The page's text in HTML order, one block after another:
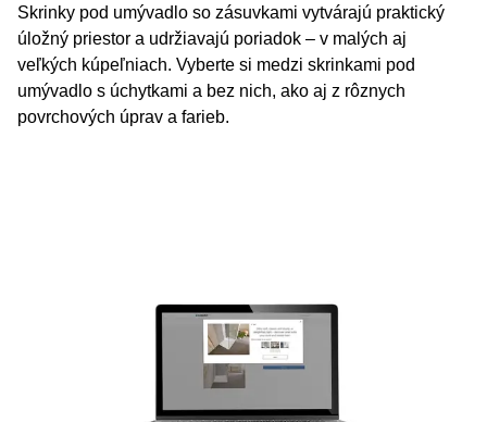
Skrinky pod umývadlo so zásuvkami vytvárajú praktický
úložný priestor a udržiavajú poriadok – v malých aj
veľkých kúpeľniach. Vyberte si medzi skrinkami pod
umývadlo s úchytkami a bez nich, ako aj z rôznych
povrchových úprav a farieb.